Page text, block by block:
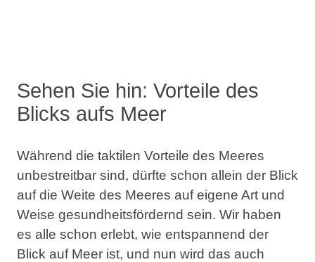
Sehen Sie hin: Vorteile des
Blicks aufs Meer
Während die taktilen Vorteile des Meeres
unbestreitbar sind, dürfte schon allein der Blick
auf die Weite des Meeres auf eigene Art und
Weise gesundheitsfördernd sein. Wir haben
es alle schon erlebt, wie entspannend der
Blick auf Meer ist, und nun wird das auch